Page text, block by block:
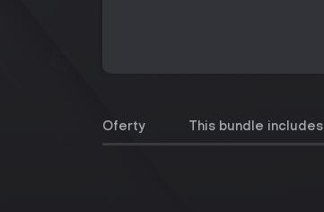
Oferty This bundle includes